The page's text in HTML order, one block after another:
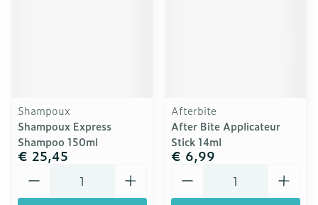
Shampoux
Shampoux Express
Shampoo 150ml
€ 25,45
Afterbite
After Bite Applicateur
Stick 14ml
€ 6,99